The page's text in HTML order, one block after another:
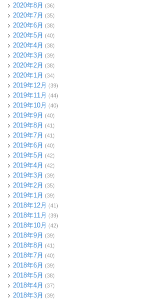
2020年8月 (36)
2020年7月 (35)
2020年6月 (38)
2020年5月 (40)
2020年4月 (38)
2020年3月 (39)
2020年2月 (38)
2020年1月 (34)
2019年12月 (39)
2019年11月 (44)
2019年10月 (40)
2019年9月 (40)
2019年8月 (41)
2019年7月 (41)
2019年6月 (40)
2019年5月 (42)
2019年4月 (42)
2019年3月 (39)
2019年2月 (35)
2019年1月 (39)
2018年12月 (41)
2018年11月 (39)
2018年10月 (42)
2018年9月 (39)
2018年8月 (41)
2018年7月 (40)
2018年6月 (39)
2018年5月 (38)
2018年4月 (37)
2018年3月 (39)